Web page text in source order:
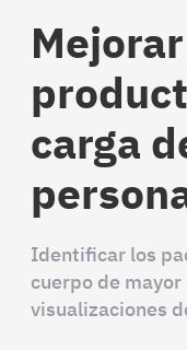
carga
Identificar los
cuerpo de
visualizaciones